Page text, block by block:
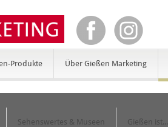
Produkte Über Gießen Marketing
Sehenswertes & Museen Gießen ist...